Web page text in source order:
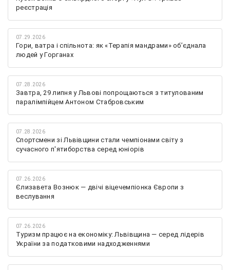
реєстрація
07.29.2026
Гори, ватра і спільнота: як «Терапія мандрами» об’єднала
людей у Горганах
07.28.2026
Завтра, 29 липня у Львові попрощаються з титулованим
паралімпійцем Антоном Стабровським
07.28.2026
Спортсмени зі Львівщини стали чемпіонами світу з
сучасного п'ятиборства серед юніорів
07.26.2026
Єлизавета Вознюк — двічі віцечемпіонка Європи з
веслування
07.26.2026
Туризм працює на економіку: Львівщина — серед лідерів
України за податковими надходженнями